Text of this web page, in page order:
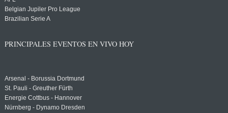
Belgian Jupiler Pro League
Brazilian Serie A
PRINCIPALES EVENTOS EN VIVO HOY
Arsenal - Borussia Dortmund
St. Pauli - Greuther Fürth
Energie Cottbus - Hannover
Nürnberg - Dynamo Dresden